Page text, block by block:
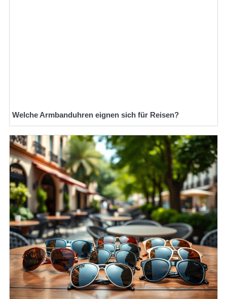
Welche Armbanduhren eignen sich für Reisen?